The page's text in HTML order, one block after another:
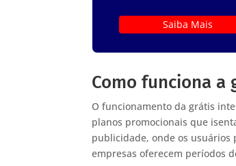
Saiba Mais
Como funciona a
O funcionamento da grátis
planos promocionais que
publicidade, onde os usuários
empresas oferecem períodos